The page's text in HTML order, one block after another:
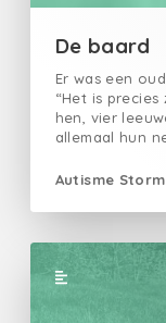
De baard
Er was een
“Het is precies
hen, vier
allemaal hun
Autisme Storm